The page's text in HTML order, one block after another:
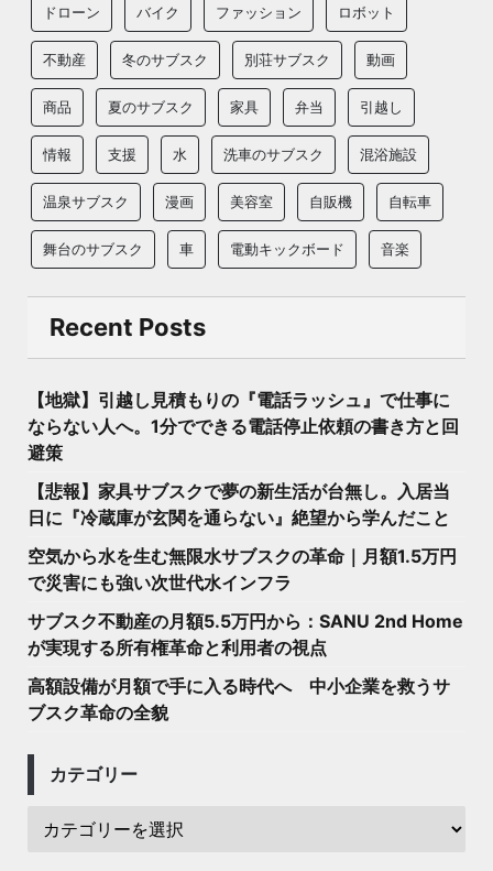
ドローン バイク ファッション ロボット
不動産 冬のサブスク 別荘サブスク 動画
商品 夏のサブスク 家具 弁当 引越し
情報 支援 水 洗車のサブスク 混浴施設
温泉サブスク 漫画 美容室 自販機 自転車
舞台のサブスク 車 電動キックボード 音楽
Recent Posts
【地獄】引越し見積もりの『電話ラッシュ』で仕事に
ならない人へ。1分でできる電話停止依頼の書き方と回
避策
【悲報】家具サブスクで夢の新生活が台無し。入居当
日に『冷蔵庫が玄関を通らない』絶望から学んだこと
空気から水を生む無限水サブスクの革命｜月額1.5万円
で災害にも強い次世代水インフラ
サブスク不動産の月額5.5万円から：SANU 2nd Home
が実現する所有権革命と利用者の視点
高額設備が月額で手に入る時代へ 中小企業を救うサ
ブスク革命の全貌
カテゴリー